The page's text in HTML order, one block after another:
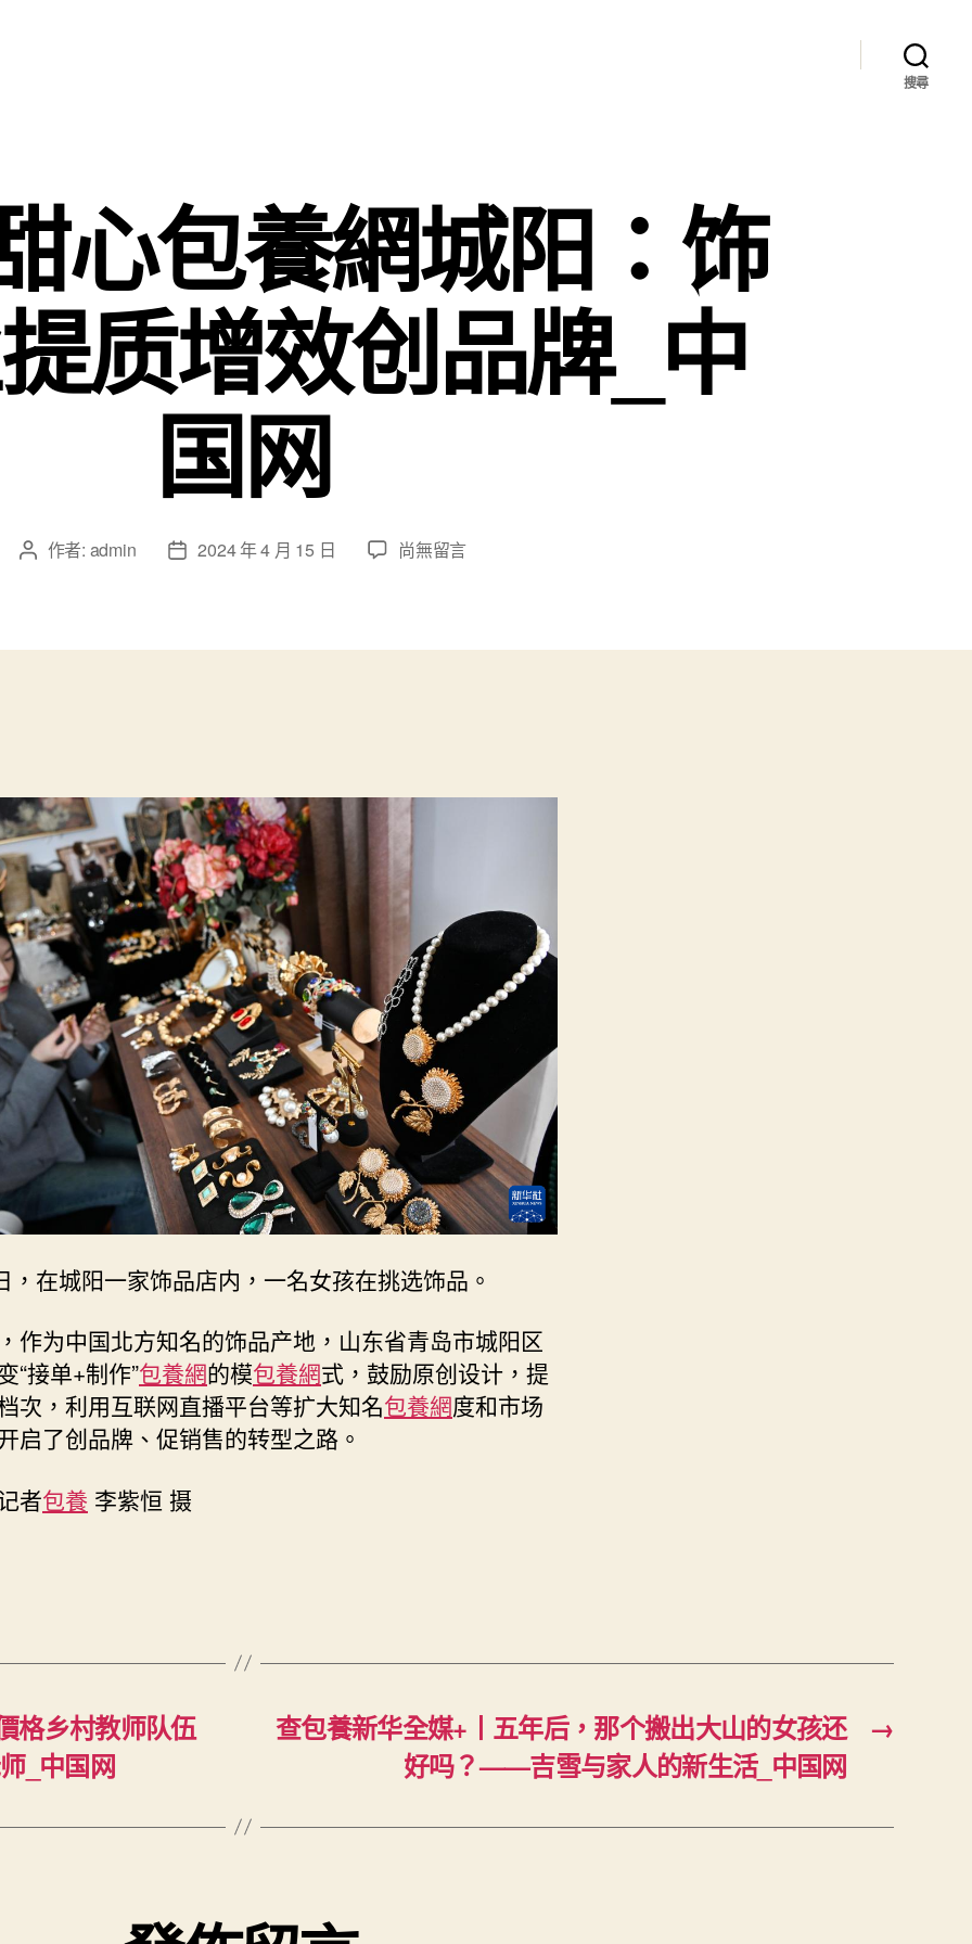
搜尋
心包養網城阳：饰
质增效创品牌_中
国网
文 作者: admin
文
日
2024 年 4 月 15 日
在
甜
阳：
饰
品
产
业
质
增
效
创
品
牌
_
中
国
网〉
中
尚無留言
，在城阳一家饰品店内，一名女孩在挑选饰品。
作为中国北方知名的饰品产地，山东省青岛市城阳区
“接单+制作”包養網的模包養網式，鼓励原创设计，提
次，利用互联网直播平台等扩大知名包養網度和市场
启了创品牌、促销售的转型之路。
者包養 李紫恒 摄
格乡村教师队伍
_中国网
→
查包養新华全媒+丨五年后，那个搬出大山的女孩还
好吗？——吉雪与家人的新生活_中国网